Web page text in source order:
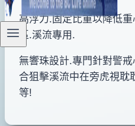
高浮力.固定比重以降低
區.溪流專用.
無響珠設計.專門針對警
合狙擊溪流中在旁虎視耽
等!